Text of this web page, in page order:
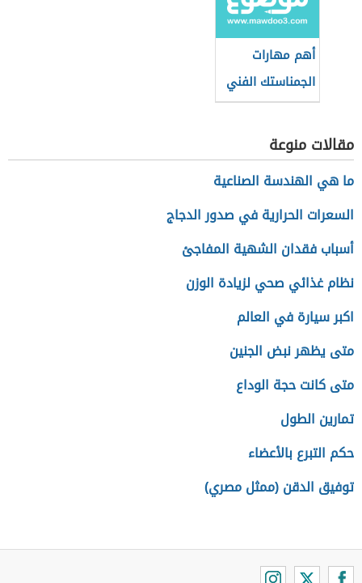
أهم مهارات
الجمناستك الفني
مقالات منوعة
ما هي الهندسة الصناعية
السعرات الحرارية في صدور الدجاج
أسباب فقدان الشهية المفاجئ
نظام غذائي صحي لزيادة الوزن
اكبر سيارة في العالم
متى يظهر نبض الجنين
متى كانت حجة الوداع
تمارين الطول
حكم التبرع بالأعضاء
توفيق الدقن (ممثل مصري)